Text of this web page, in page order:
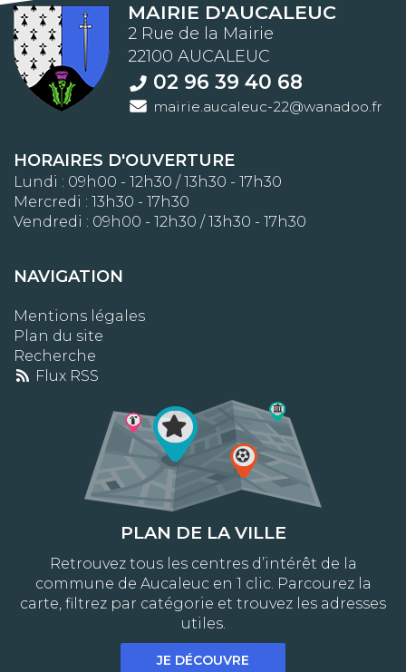
MAIRIE D'AUCALEUC
2 Rue de la Mairie
22100 AUCALEUC
02 96 39 40 68
mairie.aucaleuc-22@wanadoo.fr
HORAIRES D'OUVERTURE
Lundi : 09h00 - 12h30 / 13h30 - 17h30
Mercredi : 13h30 - 17h30
Vendredi : 09h00 - 12h30 / 13h30 - 17h30
NAVIGATION
Mentions légales
Plan du site
Recherche
Flux RSS
PLAN DE LA VILLE
Retrouvez tous les centres d’intérêt de la
commune de Aucaleuc en 1 clic. Parcourez la
carte, filtrez par catégorie et trouvez les adresses
utiles.
JE DÉCOUVRE